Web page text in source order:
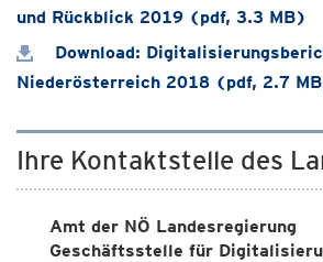
und Rückblick 2019 (pdf, 3.3 MB)
Download:
Niederösterreich 2018 (pdf, 2.7
Ihre Kontaktstelle des
Amt der NÖ Landesregierung
Geschäftsstelle für